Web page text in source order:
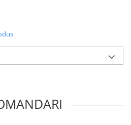
maximă și acces
din Magazinul Play.
oferă integrare completă